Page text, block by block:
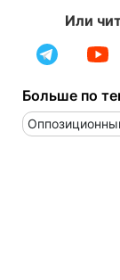
Или
Больше по